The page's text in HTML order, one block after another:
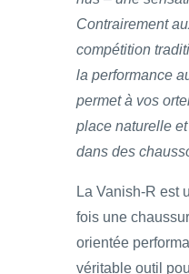
Contrairement
compétition
la performance
permet à vos
place naturelle
dans des
La Vanish-R est
fois une
orientée
véritable outil